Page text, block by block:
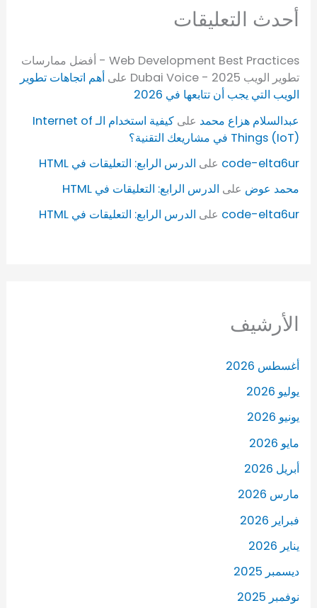
أحدث التعليقات
Web Development Best Practices - أفضل ممارسات
تطوير الويب 2025 - Dubai Voice
علىأهم اتجاهات تطوير
الويب التي يجب أن تتابعها في 2026
عبدالسلام هزاع محمد على
كيفية استخدام الـ Internet of
Things (IoT) في مشاريعك التقنية؟
code-elta6ur على الدرس الرابع: التعليقات في HTML
محمد عوض على الدرس الرابع: التعليقات في HTML
code-elta6ur على الدرس الرابع: التعليقات في HTML
الأرشيف
أغسطس 2026
يوليو 2026
يونيو 2026
مايو 2026
أبريل 2026
مارس 2026
فبراير 2026
يناير 2026
ديسمبر 2025
نوفمبر 2025